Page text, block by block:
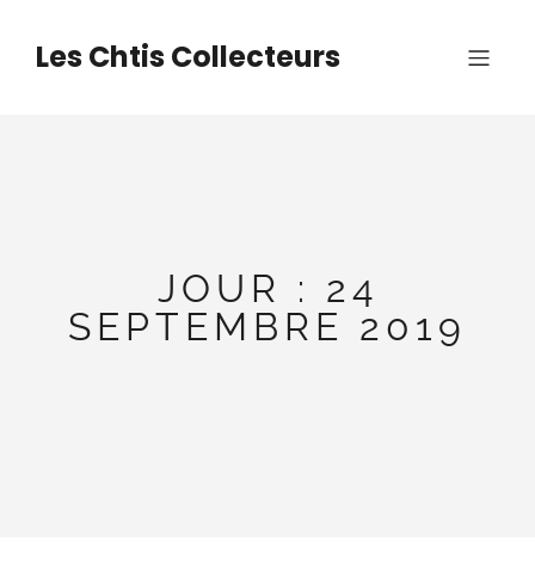
contenuLes Chtis Collecteurs
JOUR : 24
SEPTEMBRE 2019